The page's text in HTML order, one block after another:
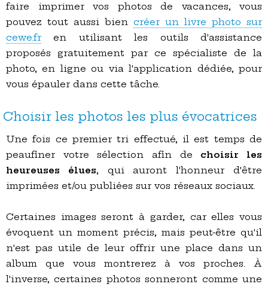
faire imprimer vos photos de vacances, vous
pouvez tout aussi bien créer un livre photo sur
cewe.fr en utilisant les outils d'assistance
proposés gratuitement par ce spécialiste de la
photo, en ligne ou via l'application dédiée, pour
vous épauler dans cette tâche.
Choisir les photos les plus évocatrices
Une fois ce premier tri effectué, il est temps de
peaufiner votre sélection afin de choisir les
heureuses élues, qui auront l'honneur d'être
imprimées et/ou publiées sur vos réseaux sociaux.
Certaines images seront à garder, car elles vous
évoquent un moment précis, mais peut-être qu'il
n'est pas utile de leur offrir une place dans un
album que vous montrerez à vos proches. À
l'inverse, certaines photos sonneront comme une